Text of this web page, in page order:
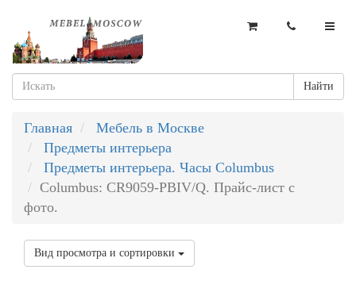
Найти
Главная
Мебель в Москве
Предметы интерьера
Предметы интерьера. Часы Columbus
Columbus: CR9059-PBIV/Q. Прайс-лист с
фото.
Вид просмотра и сортировки